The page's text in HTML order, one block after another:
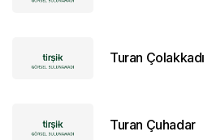
Turan Çolakkadı
Turan Çuhadar